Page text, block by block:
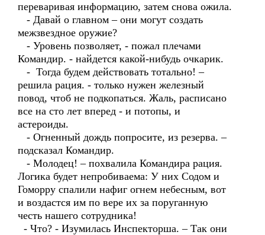
переваривая информацию, затем снова ожила.
- Давай о главном – они могут создать
межзвездное оружие?
- Уровень позволяет, - пожал плечами
Командир. - найдется какой-нибудь очкарик.
- Тогда будем действовать тотально! –
решила рация. - только нужен железный
повод, чтоб не подкопаться. Жаль, расписано
все на сто лет вперед - и потопы, и
астероиды.
- Огненный дождь попросите, из резерва. –
подсказал Командир.
- Молодец! – похвалила Командира рация.
Логика будет непробиваема: У них Содом и
Гоморру спалили нафиг огнем небесным, вот
и воздастся им по вере их за поруганную
честь нашего сотрудника!
- Что? - Изумилась Инспекторша. – Так они